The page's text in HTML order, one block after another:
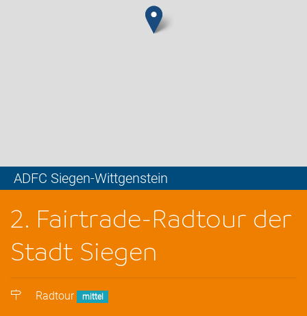
ADFC Siegen-Wittgenstein
2. Fairtrade-Radtour der
Stadt Siegen
Radtour mittel